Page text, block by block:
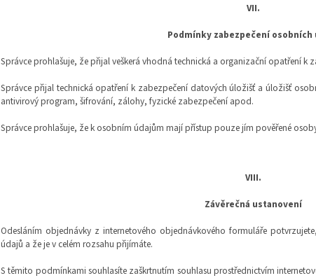
VII.
Podmínky zabezpečení osobních
Správce prohlašuje, že přijal veškerá vhodná technická a organizační opatření k
Správce přijal technická opatření k zabezpečení datových úložišť a úložišť
antivirový program, šifrování, zálohy, fyzické zabezpečení apod.
Správce prohlašuje, že k osobním údajům mají přístup pouze jím pověřené
VIII.
Závěrečná ustanovení
Odesláním objednávky z internetového objednávkového formuláře
údajů a že je v celém rozsahu přijímáte.
S těmito podmínkami souhlasíte zaškrtnutím souhlasu prostřednictvím